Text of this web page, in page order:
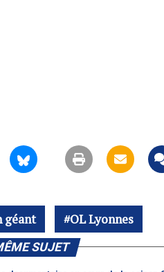
géant OL Lyonnes
SUJET